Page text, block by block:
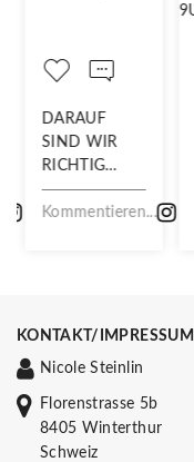
DARAUF
SIND WIR
RICHTIG
STOLZ!
Kommentieren...
KONTAKT/IMPRESSUM
Nicole Steinlin
Florenstrasse 5b
8405 Winterthur
Schweiz